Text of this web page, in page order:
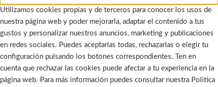
Utilizamos cookies propias y de terceros para conocer los usos de
nuestra página web y poder mejorarla, adaptar el contenido a tus
gustos y personalizar nuestros anuncios, marketing y publicaciones
en redes sociales. Puedes aceptarlas todas, rechazarlas o elegir tu
configuración pulsando los botones correspondientes. Ten en
cuenta que rechazar las cookies puede afectar a tu experiencia en la
página web. Para más información puedes consultar nuestra Política